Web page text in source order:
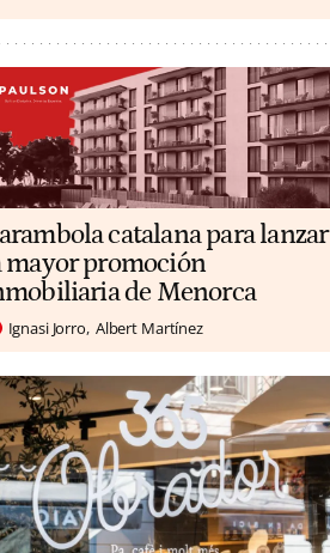
catalana para lanzar
mayor promoción
de Menorca
Ignasi Jorro Albert Martínez